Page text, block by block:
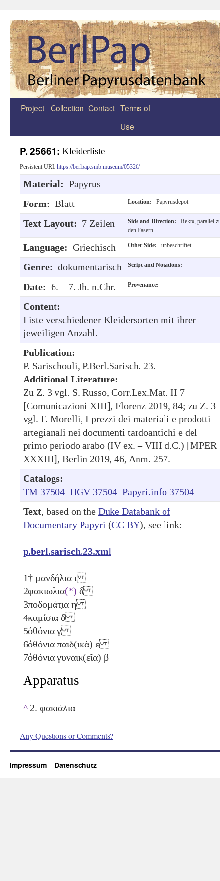
Zum
Project Collection Contact Terms of
Use
P. 25661: Kleiderliste
Persistent URL https://berlpap.smb.museum/05326/
Material: Papyrus
Form: Blatt Location: Papyrusdepot
Text Layout: 7 Zeilen Side and Direction:
Rekto, parallel
den Fasern
Language: Griechisch Other Side: unbeschriftet
Genre: dokumentarisch Script and Notations:
Date: 6. – 7. Jh. n.Chr. Provenance:
Content:
Liste verschiedener Kleidersorten mit ihrer
jeweiligen Anzahl.
Publication:
P. Sarischouli, P.Berl.Sarisch. 23.
Additional Literature:
Zu Z. 3 vgl. S. Russo, Corr.Lex.Mat. II 7
[Comunicazioni XIII], Florenz 2019, 84; zu Z. 3
vgl. F. Morelli, I prezzi dei materiali e prodotti
artegianali nei documenti tardoantichi e del
primo periodo arabo (IV ex. – VIII d.C.) [MPER
XXXIII], Berlin 2019, 46, Anm. 257.
Catalogs:
TM 37504 HGV 37504 Papyri.info 37504
Text, based on the Duke Databank of
Documentary Papyri (CC BY), see link:
p.berl.sarisch.23.xml
1† μανδήλια ι
2φακιωλια(*) δ
3ποδομάτ̣ια η
4καμίσια δ
5ὀθόνια γ
6ὀθόνια παιδ(ικὰ) ε
7ὀθόνια γυναικ(εῖα) β
Apparatus
^ 2. φακιάλια
Any Questions or Comments?
Impressum Datenschutz